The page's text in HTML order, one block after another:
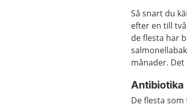
Så snart du
efter en till
de flesta har
månader.
Antibiotika
De flesta